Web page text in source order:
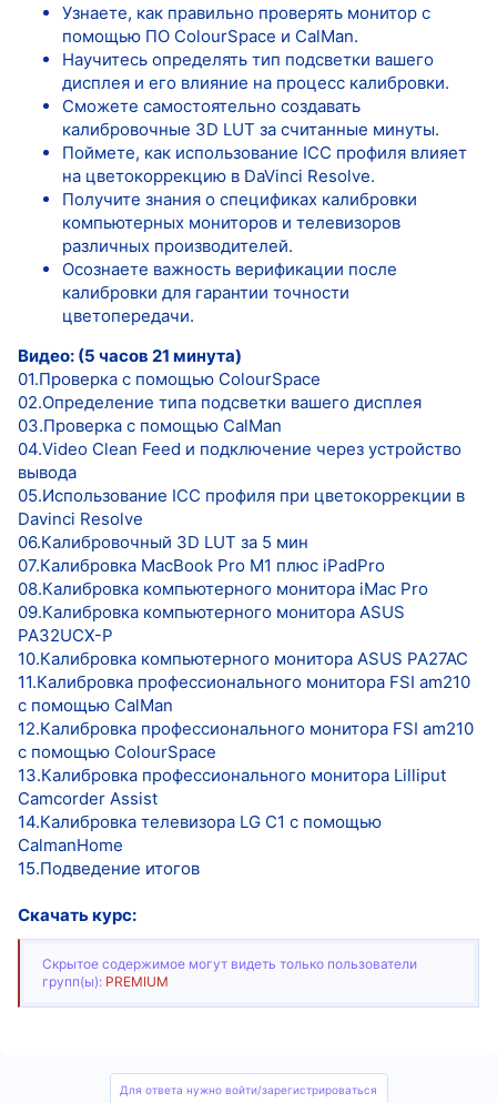
Узнаете, как правильно проверять монитор с
помощью ПО ColourSpace и CalMan.
Научитесь определять тип подсветки вашего
дисплея и его влияние на процесс калибровки.
Сможете самостоятельно создавать
калибровочные 3D LUT за считанные минуты.
Поймете, как использование ICC профиля влияет
на цветокоррекцию в DaVinci Resolve.
Получите знания о спецификах калибровки
компьютерных мониторов и телевизоров
различных производителей.
Осознаете важность верификации после
калибровки для гарантии точности
цветопередачи.
Видео: (5 часов 21 минута)
01.Проверка с помощью ColourSpace
02.Определение типа подсветки вашего дисплея
03.Проверка с помощью CalMan
04.Video Clean Feed и подключение через устройство
вывода
05.Использование ICC профиля при цветокоррекции в
Davinci Resolve
06.Калибровочный 3D LUT за 5 мин
07.Калибровка MacBook Pro M1 плюс iPadPro
08.Калибровка компьютерного монитора iMac Pro
09.Калибровка компьютерного монитора ASUS
PA32UCX-P
10.Калибровка компьютерного монитора ASUS PA27AC
11.Калибровка профессионального монитора FSI am210
с помощью CalMan
12.Калибровка профессионального монитора FSI am210
с помощью ColourSpace
13.Калибровка профессионального монитора Lilliput
Camcorder Assist
14.Калибровка телевизора LG C1 с помощью
CalmanHome
15.Подведение итогов
Скачать курс:
Скрытое содержимое могут видеть только пользователи
групп(ы): PREMIUM
Для ответа нужно войти/зарегистрироваться